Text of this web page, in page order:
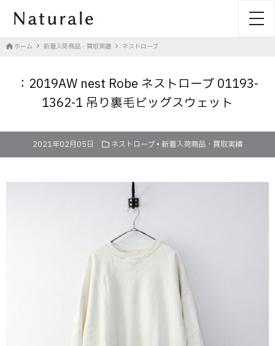
ホーム 新着入荷商品・買取実績 ネストローブ
：2019AW nest Robe ネストローブ 01193-
1362-1 吊り裏毛ビッグスウェット
2021年02月05日 ネストローブ • 新着入荷商品・買取実績